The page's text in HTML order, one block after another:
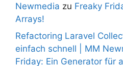
Newmedia zu Freaky
Arrays!
Refactoring Laravel
einfach schnell | MM
Friday: Ein Generator für